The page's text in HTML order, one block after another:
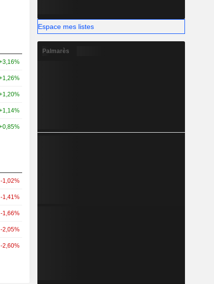
-1,02%
-1,41%
-1,66%
-2,05%
-2,60%
Espace mes listes
Palmarès